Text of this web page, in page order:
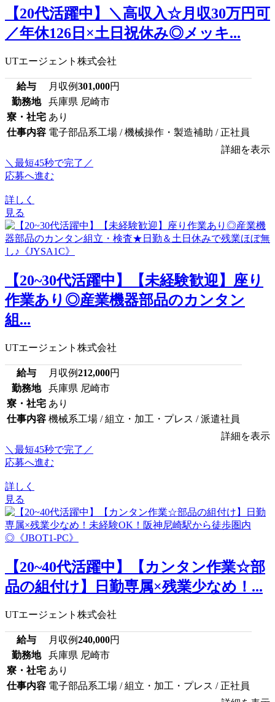
【20代活躍中】＼高収入☆月収30万円可
／年休126日×土日祝休み◎メッキ...
UTエージェント株式会社
給与 月収例301,000円
勤務地
兵庫県 尼崎市
寮・社宅 あり
仕事内容 電子部品系工場 / 機械操作・製造補助 / 正社員
詳細を表示
＼最短45秒で完了／
応募へ進む
詳しく
見る
【20~30代活躍中】【未経験歓迎】座り
作業あり◎産業機器部品のカンタン
組...
UTエージェント株式会社
給与 月収例212,000円
勤務地
兵庫県 尼崎市
寮・社宅 あり
仕事内容 機械系工場 / 組立・加工・プレス / 派遣社員
詳細を表示
＼最短45秒で完了／
応募へ進む
詳しく
見る
【20~40代活躍中】【カンタン作業☆部
品の組付け】日勤専属×残業少なめ！...
UTエージェント株式会社
給与 月収例240,000円
勤務地
兵庫県 尼崎市
寮・社宅 あり
仕事内容 電子部品系工場 / 組立・加工・プレス / 正社員